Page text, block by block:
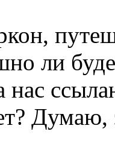
ли
Думаю,